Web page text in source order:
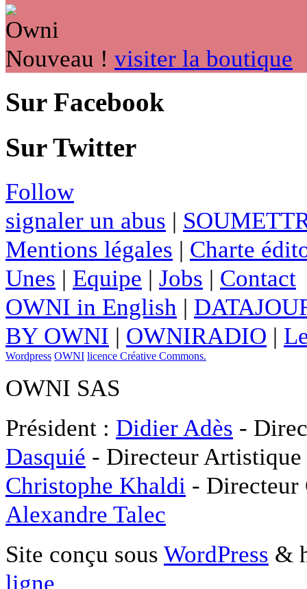
Nouveau ! visiter la boutique
Sur Facebook
Sur Twitter
Follow
signaler un abus |
Mentions légales | Charte
Unes | Equipe | Jobs | Contact
OWNI in English |
BY OWNI | OWNIRADIO |
Wordpress OWNI licence Créative Commons.
OWNI SAS
Président : Didier Adès -
Dasquié - Directeur
Christophe Khaldi -
Alexandre Talec
Site conçu sous WordPress &
ligne